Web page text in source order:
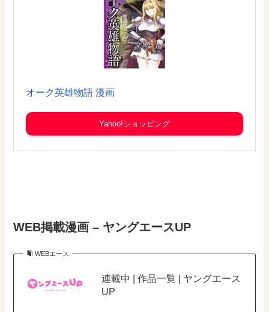
オーク英雄物語 漫画
Yahoo!ショッピング
WEB掲載漫画 – ヤングエースUP
WEBエース
連載中 | 作品一覧 | ヤングエース
UP